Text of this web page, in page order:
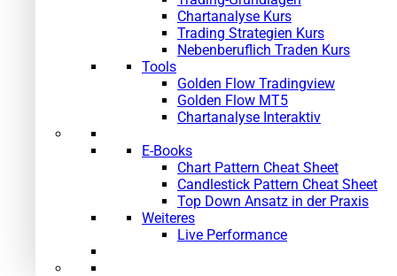
Chartanalyse Kurs
Trading Strategien Kurs
Nebenberuflich Traden Kurs
Tools
Golden Flow Tradingview
Golden Flow MT5
Chartanalyse Interaktiv
E-Books
Chart Pattern Cheat Sheet
Candlestick Pattern Cheat Sheet
Top Down Ansatz in der Praxis
Weiteres
Live Performance